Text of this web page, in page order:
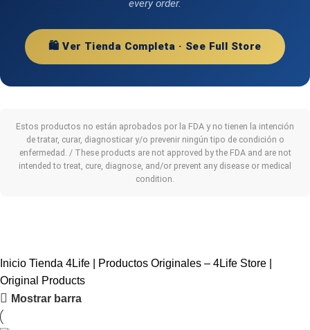
every order.
🛍️ Ver Tienda Completa · See Full Store
Estos productos no están aprobados por la FDA y no tienen la intención
de tratar, curar, diagnosticar y/o prevenir ningún tipo de condición o
enfermedad. / These products are not approved by the FDA and are not
intended to treat, cure, diagnose, and/or prevent any disease or medical
condition.
Inicio Tienda 4Life | Productos Originales – 4Life Store |
Original Products
Mostrar barra